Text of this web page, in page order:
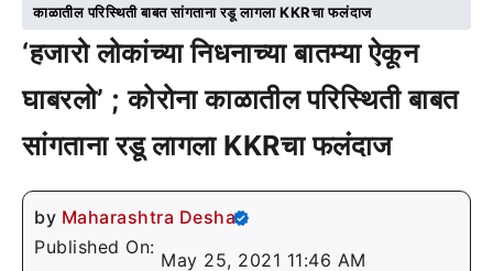
काळातील परिस्थिती बाबत सांगताना रडू लागला KKRचा फलंदाज
‘हजारो लोकांच्या निधनाच्या बातम्या ऐकून
घाबरलो’ ; कोरोना काळातील परिस्थिती बाबत
सांगताना रडू लागला KKRचा फलंदाज
by Maharashtra Desha
Published On:
May 25, 2021 11:46 AM